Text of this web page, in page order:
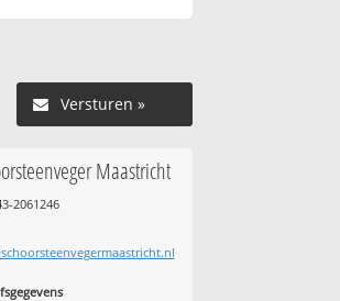
Versturen »
Maastricht
2061246